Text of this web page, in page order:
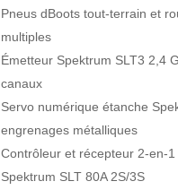
Pneus dBoots tout-terrain et
multiples
Émetteur Spektrum SLT3 2,4
canaux
Servo numérique étanche
engrenages métalliques
Contrôleur et récepteur 2-en-
Spektrum SLT 80A 2S/3S